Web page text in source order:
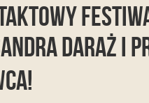
Daraż i